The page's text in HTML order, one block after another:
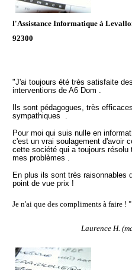
l'Assistance Informatique à
92300
"J'ai toujours été très satisfaite des
interventions de A6 Dom .
Ils sont pédagogues, très
sympathiques .
Pour moi qui suis nulle en
c'est un vrai soulagement d'avoir
cette société qui a toujours résolu
mes problèmes .
En plus ils sont très raisonnables
point de vue prix !
Je n'ai que des compliments à faire ! "
Laurence H.